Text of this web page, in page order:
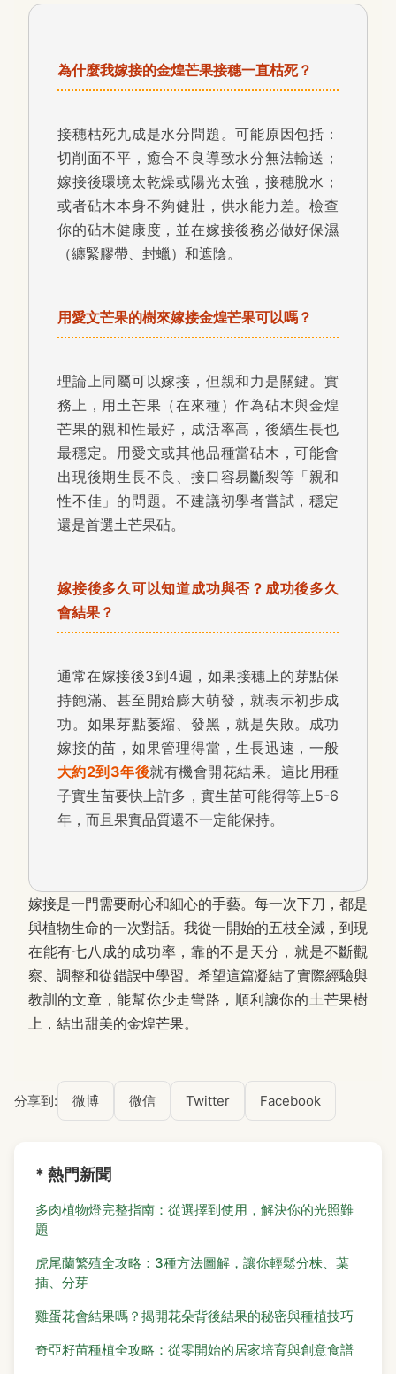
為什麼我嫁接的金煌芒果接穗一直枯死？
接穗枯死九成是水分問題。可能原因包括：
切削面不平，癒合不良導致水分無法輸送；
嫁接後環境太乾燥或陽光太強，接穗脫水；
或者砧木本身不夠健壯，供水能力差。檢查
你的砧木健康度，並在嫁接後務必做好保濕
（纏緊膠帶、封蠟）和遮陰。
用愛文芒果的樹來嫁接金煌芒果可以嗎？
理論上同屬可以嫁接，但親和力是關鍵。實
務上，用土芒果（在來種）作為砧木與金煌
芒果的親和性最好，成活率高，後續生長也
最穩定。用愛文或其他品種當砧木，可能會
出現後期生長不良、接口容易斷裂等「親和
性不佳」的問題。不建議初學者嘗試，穩定
還是首選土芒果砧。
嫁接後多久可以知道成功與否？成功後多久
會結果？
通常在嫁接後3到4週，如果接穗上的芽點保
持飽滿、甚至開始膨大萌發，就表示初步成
功。如果芽點萎縮、發黑，就是失敗。成功
嫁接的苗，如果管理得當，生長迅速，一般
大約2到3年後就有機會開花結果。這比用種
子實生苗要快上許多，實生苗可能得等上5-6
年，而且果實品質還不一定能保持。
嫁接是一門需要耐心和細心的手藝。每一次下刀，都是
與植物生命的一次對話。我從一開始的五枝全滅，到現
在能有七八成的成功率，靠的不是天分，就是不斷觀
察、調整和從錯誤中學習。希望這篇凝結了實際經驗與
教訓的文章，能幫你少走彎路，順利讓你的土芒果樹
上，結出甜美的金煌芒果。
分享到: 微博 微信 Twitter Facebook
* 熱門新聞
多肉植物燈完整指南：從選擇到使用，解決你的光照難
題
虎尾蘭繁殖全攻略：3種方法圖解，讓你輕鬆分株、葉
插、分芽
雞蛋花會結果嗎？揭開花朵背後結果的秘密與種植技巧
奇亞籽苗種植全攻略：從零開始的居家培育與創意食譜